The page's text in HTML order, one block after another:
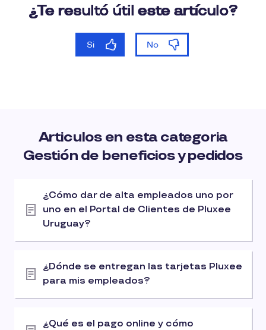
Articulos en esta categoria
Gestión de beneficios y pedidos
¿Cómo dar de alta empleados uno por
uno en el Portal de Clientes de Pluxee
Uruguay?
¿Dónde se entregan las tarjetas Pluxee
para mis empleados?
¿Qué es el pago online y cómo